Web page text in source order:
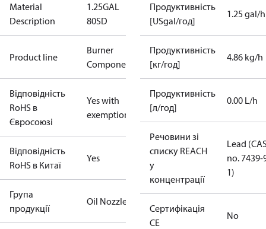
Material
Description
1.25GAL
80SD
Product line
Burner
Components
Відповідність
RoHS в
Євросоюзі
Yes with
exemptions
Відповідність
RoHS в Китаї
Yes
Група
продукції
Oil Nozzles
Продуктивність
[USgal/год]
1.25 gal/h
Продуктивність
[кг/год]
4.86 kg/h
Продуктивність
[л/год]
0.00 L/h
Речовини зі
списку REACH
у
концентрації
Lead
no. 7439-
1)
Сертифікація
CE
No